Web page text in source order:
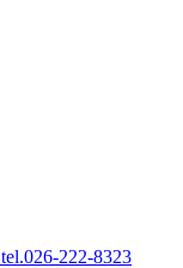
tel.026-222-8323